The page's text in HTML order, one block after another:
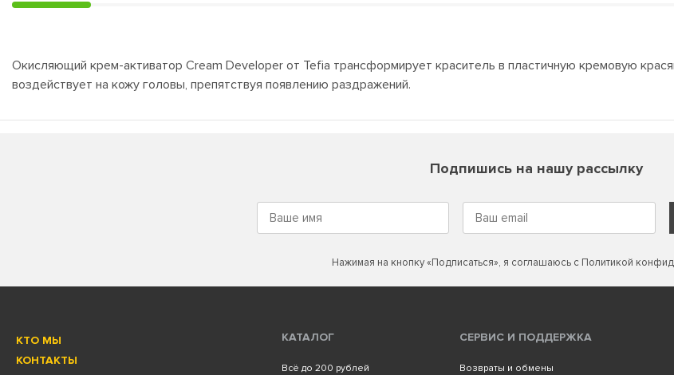
Окисляющий крем-активатор Cream Developer от Tefia трансформирует краситель в пластичную кремовую
воздействует на кожу головы, препятствуя появлению раздражений.
Подпишись на нашу рассылку
Нажимая на кнопку «Подписаться», я соглашаюсь с Политикой
КТО МЫ
КОНТАКТЫ
КАТАЛОГ
Всё до 200 рублей
СЕРВИС И ПОДДЕРЖКА
Возвраты и обмены